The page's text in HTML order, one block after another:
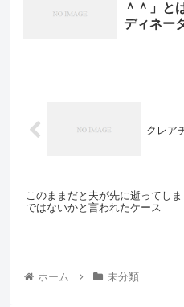
＾＾」と
ディネー
クレア
このままだと夫が先に逝ってし
ではないかと言われたケース
ホーム 未分類